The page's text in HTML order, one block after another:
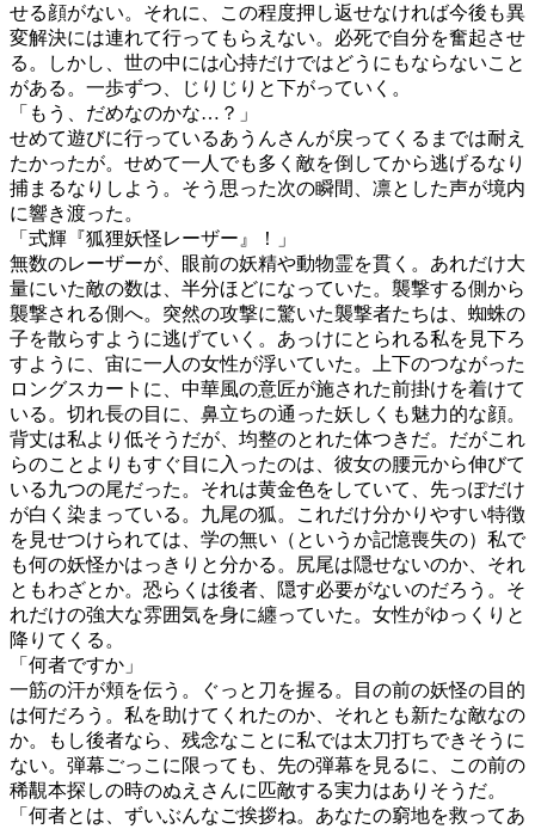
せる顔がない。それに、この程度押し返せなければ今後も異
変解決には連れて行ってもらえない。必死で自分を奮起させ
る。しかし、世の中には心持だけではどうにもならないこと
がある。一歩ずつ、じりじりと下がっていく。
「もう、だめなのかな…？」
せめて遊びに行っているあうんさんが戻ってくるまでは耐え
たかったが。せめて一人でも多く敵を倒してから逃げるなり
捕まるなりしよう。そう思った次の瞬間、凛とした声が境内
に響き渡った。
「式輝『狐狸妖怪レーザー』！」
無数のレーザーが、眼前の妖精や動物霊を貫く。あれだけ大
量にいた敵の数は、半分ほどになっていた。襲撃する側から
襲撃される側へ。突然の攻撃に驚いた襲撃者たちは、蜘蛛の
子を散らすように逃げていく。あっけにとられる私を見下ろ
すように、宙に一人の女性が浮いていた。上下のつながった
ロングスカートに、中華風の意匠が施された前掛けを着けて
いる。切れ長の目に、鼻立ちの通った妖しくも魅力的な顔。
背丈は私より低そうだが、均整のとれた体つきだ。だがこれ
らのことよりもすぐ目に入ったのは、彼女の腰元から伸びて
いる九つの尾だった。それは黄金色をしていて、先っぽだけ
が白く染まっている。九尾の狐。これだけ分かりやすい特徴
を見せつけられては、学の無い（というか記憶喪失の）私で
も何の妖怪かはっきりと分かる。尻尾は隠せないのか、それ
ともわざとか。恐らくは後者、隠す必要がないのだろう。そ
れだけの強大な雰囲気を身に纏っていた。女性がゆっくりと
降りてくる。
「何者ですか」
一筋の汗が頬を伝う。ぐっと刀を握る。目の前の妖怪の目的
は何だろう。私を助けてくれたのか、それとも新たな敵なの
か。もし後者なら、残念なことに私では太刀打ちできそうに
ない。弾幕ごっこに限っても、先の弾幕を見るに、この前の
稀覯本探しの時のぬえさんに匹敵する実力はありそうだ。
「何者とは、ずいぶんなご挨拶ね。あなたの窮地を救ってあ